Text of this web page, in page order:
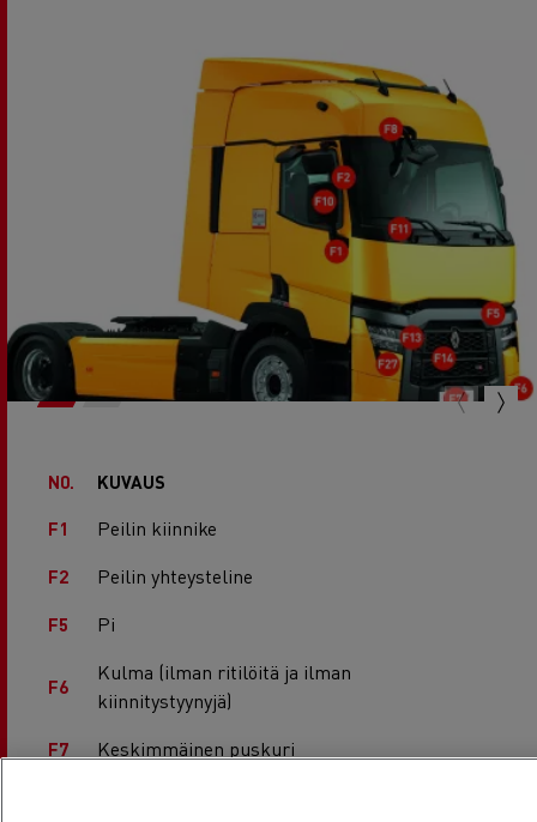
N0.
KUVAUS
F1
Peilin kiinnike
F2 Peilin yhteysteline
F5 Pi
F6
Kulma (ilman ritilöitä ja ilman
kiinnitystyynyjä)
F7 Keskimmäinen puskuri